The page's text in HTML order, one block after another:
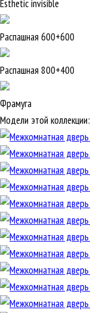
Esthetic invisible
Распашная 600+600
Распашная 800+400
Фрамуга
Модели этой коллекции: